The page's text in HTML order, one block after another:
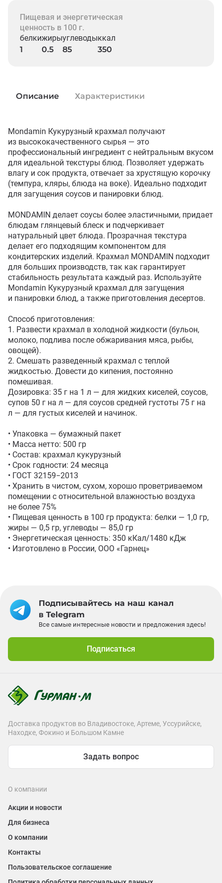
Пищевая и энергетическая
ценность в 100 г.
белки
1
жиры
0.5
углеводы
85
ккал
350
Описание Характеристики
Mondamin Кукурузный крахмал получают
из высококачественного сырья — это
профессиональный ингредиент с нейтральным вкусом
для идеальной текстуры блюд. Позволяет удержать
влагу и сок продукта, отвечает за хрустящую корочку
(темпура, кляры, блюда на воке). Идеально подходит
для загущения соусов и панировки блюд.
MONDAMIN делает соусы более эластичными, придает
блюдам глянцевый блеск и подчеркивает
натуральный цвет блюда. Прозрачная текстура
делает его подходящим компонентом для
кондитерских изделий. Крахмал MONDAMIN подходит
для больших производств, так как гарантирует
стабильность результата каждый раз. Используйте
Mondamin Кукурузный крахмал для загущения
и панировки блюд, а также приготовления десертов.
Способ приготовления:
1. Развести крахмал в холодной жидкости (бульон,
молоко, подлива после обжаривания мяса, рыбы,
овощей).
2. Смешать разведенный крахмал с теплой
жидкостью. Довести до кипения, постоянно
помешивая.
Дозировка: 35 г на 1 л — для жидких киселей, соусов,
супов 50 г на л — для соусов средней густоты 75 г на
л — для густых киселей и начинок.
• Упаковка — бумажный пакет
• Масса нетто: 500 гр
• Состав: крахмал кукурузный
• Срок годности: 24 месяца
• ГОСТ 32159−2013
• Хранить в чистом, сухом, хорошо проветриваемом
помещении с относительной влажностью воздуха
не более 75%
• Пищевая ценность в 100 гр продукта: белки — 1,0 гр,
жиры — 0,5 гр, углеводы — 85,0 гр
• Энергетическая ценность: 350 кКал/1480 кДж
• Изготовлено в России, ООО «Гарнец»
Подписывайтесь на наш канал
в Telegram
Все самые интересные новости и предложения здесь!
Подписаться
О компании
Акции и новости
Для бизнеса
О компании
Контакты
Пользовательское соглашение
Доставка продуктов во Владивостоке, Артеме, Уссурийске,
Находке, Фокино и Большом Камне
Задать вопрос